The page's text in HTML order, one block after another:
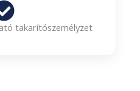
takarítószemélyzet